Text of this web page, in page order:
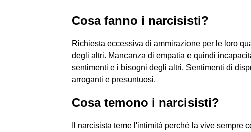
Cosa fanno i narcisisti?
Richiesta eccessiva di ammirazione per le loro
degli altri. Mancanza di empatia e quindi
sentimenti e i bisogni degli altri. Sentimenti di
arroganti e presuntuosi.
Cosa temono i narcisisti?
Il narcisista teme l'intimità perché la vive